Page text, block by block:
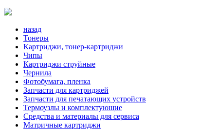
назад
Тонеры
Картриджи, тонер-картриджи
Чипы
Картриджи струйные
Чернила
Фотобумага, пленка
Запчасти для картриджей
Запчасти для печатающих устройств
Термоузлы и комплектующие
Средства и материалы для сервиса
Матричные картриджи